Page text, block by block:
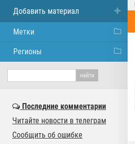
Добавить материал
Метки
Регионы
Последние комментарии
Читайте новости в телеграм
Сообщить об ошибке